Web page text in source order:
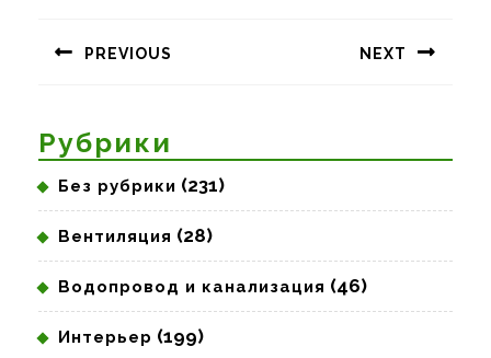
записям
PREVIOUS NEXT
Рубрики
Без рубрики (231)
Вентиляция (28)
Водопровод и канализация (46)
Интерьер (199)